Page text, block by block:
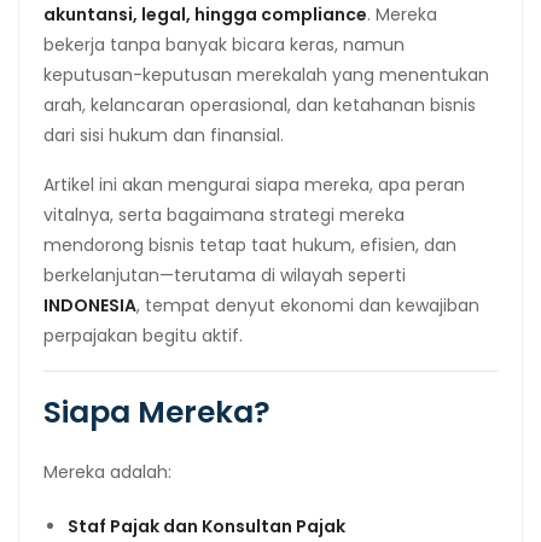
akuntansi, legal, hingga compliance. Mereka
bekerja tanpa banyak bicara keras, namun
keputusan-keputusan merekalah yang menentukan
arah, kelancaran operasional, dan ketahanan bisnis
dari sisi hukum dan finansial.
Artikel ini akan mengurai siapa mereka, apa peran
vitalnya, serta bagaimana strategi mereka
mendorong bisnis tetap taat hukum, efisien, dan
berkelanjutan—terutama di wilayah seperti
INDONESIA, tempat denyut ekonomi dan kewajiban
perpajakan begitu aktif.
Siapa Mereka?
Mereka adalah:
Staf Pajak dan Konsultan Pajak